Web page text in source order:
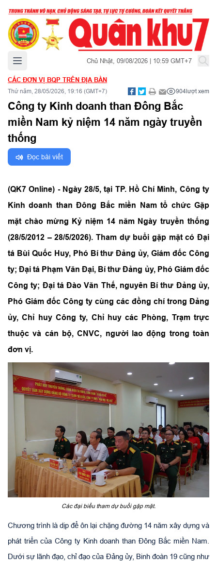
Mở menu chính Chủ Nhật, 09/08/2026 | 10:59 GMT+7
CÁC ĐƠN VỊ BQP TRÊN ĐỊA BÀN
Thứ năm, 28/05/2026, 19:16 (GMT+7) 904lượt xem
Công ty Kinh doanh than Đông Bắc
miền Nam kỷ niệm 14 năm ngày truyền
thống
Đọc bài viết
(QK7 Online) - Ngày 28/5, tại TP. Hồ Chí Minh, Công ty
Kinh doanh than Đông Bắc miền Nam tổ chức Gặp
mặt chào mừng Kỷ niệm 14 năm Ngày truyền thống
(28/5/2012 – 28/5/2026). Tham dự buổi gặp mặt có Đại
tá Bùi Quốc Huy, Phó Bí thư Đảng ủy, Giám đốc Công
ty; Đại tá Phạm Văn Đại, Bí thư Đảng ủy, Phó Giám đốc
Công ty; Đại tá Đào Văn Thế, nguyên Bí thư Đảng ủy,
Phó Giám đốc Công ty cùng các đồng chí trong Đảng
ủy, Chỉ huy Công ty, Chỉ huy các Phòng, Trạm trực
thuộc và cán bộ, CNVC, người lao động trong toàn
đơn vị.
Các đại biểu tham dự buổi gặp mặt.
Chương trình là dịp để ôn lại chặng đường 14 năm xây dựng và
phát triển của Công ty Kinh doanh than Đông Bắc miền Nam.
Dưới sự lãnh đạo, chỉ đạo của Đảng ủy, Binh đoàn 19 cũng như